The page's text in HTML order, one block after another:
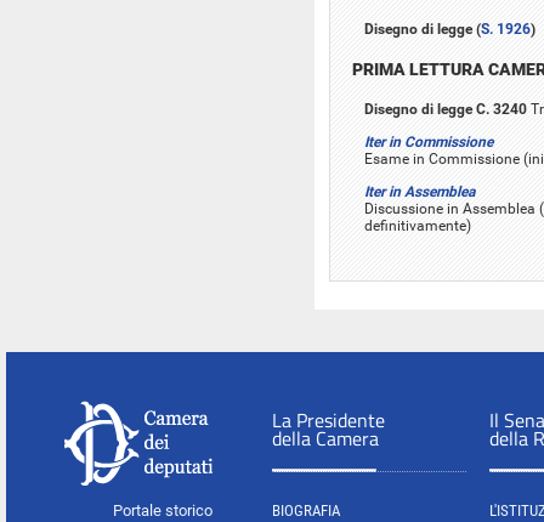
Disegno di legge (S. 1926)
PRIMA LETTURA
Disegno di legge C. 3240
Iter in Commissione
Esame in Commissione
Iter in Assemblea
Discussione in
definitivamente)
Portale storico
La Presidente
della Camera
BIOGRAFIA
Il
della